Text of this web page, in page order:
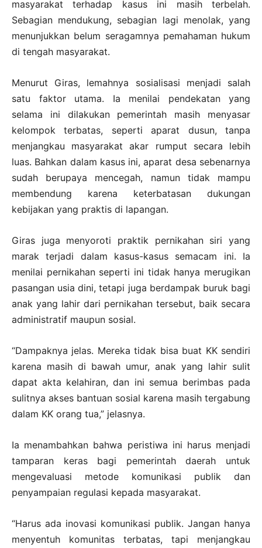
masyarakat terhadap kasus ini masih terbelah.
Sebagian mendukung, sebagian lagi menolak, yang
menunjukkan belum seragamnya pemahaman hukum
di tengah masyarakat.
Menurut Giras, lemahnya sosialisasi menjadi salah
satu faktor utama. Ia menilai pendekatan yang
selama ini dilakukan pemerintah masih menyasar
kelompok terbatas, seperti aparat dusun, tanpa
menjangkau masyarakat akar rumput secara lebih
luas. Bahkan dalam kasus ini, aparat desa sebenarnya
sudah berupaya mencegah, namun tidak mampu
membendung karena keterbatasan dukungan
kebijakan yang praktis di lapangan.
Giras juga menyoroti praktik pernikahan siri yang
marak terjadi dalam kasus-kasus semacam ini. Ia
menilai pernikahan seperti ini tidak hanya merugikan
pasangan usia dini, tetapi juga berdampak buruk bagi
anak yang lahir dari pernikahan tersebut, baik secara
administratif maupun sosial.
“Dampaknya jelas. Mereka tidak bisa buat KK sendiri
karena masih di bawah umur, anak yang lahir sulit
dapat akta kelahiran, dan ini semua berimbas pada
sulitnya akses bantuan sosial karena masih tergabung
dalam KK orang tua,” jelasnya.
Ia menambahkan bahwa peristiwa ini harus menjadi
tamparan keras bagi pemerintah daerah untuk
mengevaluasi metode komunikasi publik dan
penyampaian regulasi kepada masyarakat.
“Harus ada inovasi komunikasi publik. Jangan hanya
menyentuh komunitas terbatas, tapi menjangkau